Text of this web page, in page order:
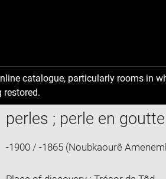
catalogue, particularly rooms in
restored.
perles ; perle en goutte
-1900 / -1865 (Noubkaourê